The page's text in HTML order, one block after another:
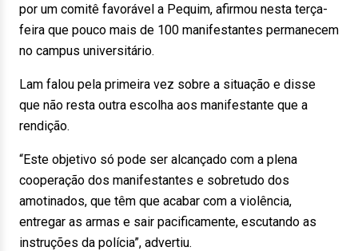
por um comitê favorável a Pequim, afirmou nesta terça-
feira que pouco mais de 100 manifestantes permanecem
no campus universitário.
Lam falou pela primeira vez sobre a situação e disse
que não resta outra escolha aos manifestante que a
rendição.
“Este objetivo só pode ser alcançado com a plena
cooperação dos manifestantes e sobretudo dos
amotinados, que têm que acabar com a violência,
entregar as armas e sair pacificamente, escutando as
instruções da polícia”, advertiu.